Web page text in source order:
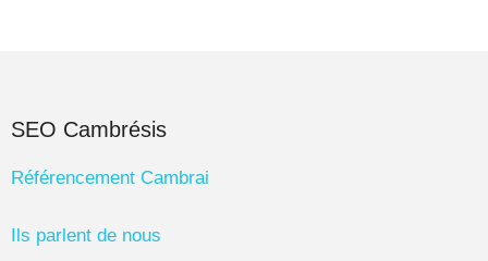
SEO Cambrésis
Référencement Cambrai
Ils parlent de nous